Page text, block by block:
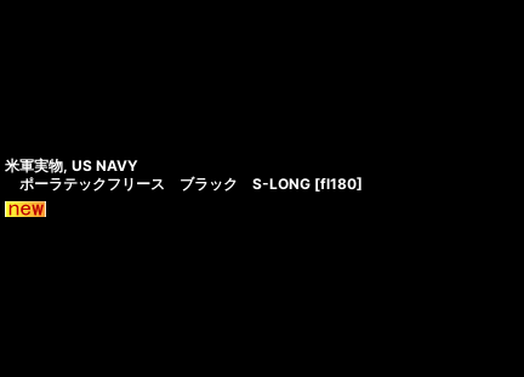
米軍実物, US NAVY
ポーラテックフリース ブラック S-LONG [fl180]